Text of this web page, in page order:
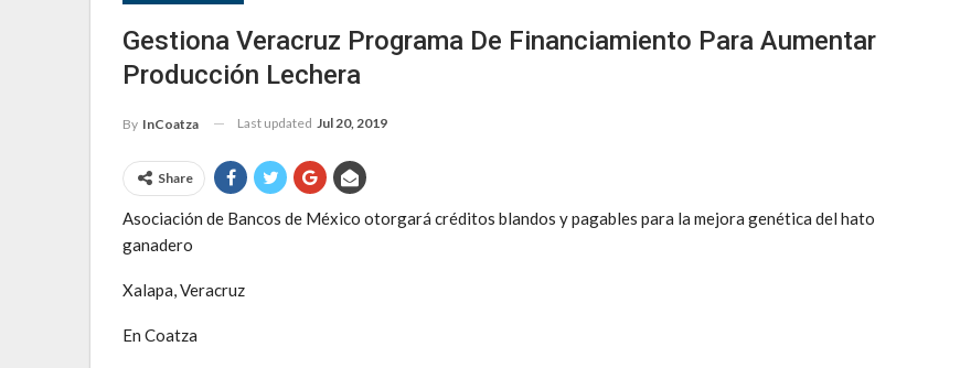
Gestiona Veracruz Programa De Financiamiento Para Aumentar
Producción Lechera
By InCoatza Last updated Jul 20, 2019
Share
Asociación de Bancos de México otorgará créditos blandos y pagables para la mejora genética del hato
ganadero
Xalapa, Veracruz
En Coatza